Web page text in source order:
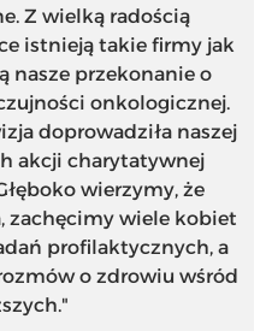
Z wielką radością
istnieją takie firmy jak
nasze przekonanie o
onkologicznej.
doprowadziła naszej
akcji charytatywnej
wierzymy, że
zachęcimy wiele kobiet
profilaktycznych, a
o zdrowiu wśród